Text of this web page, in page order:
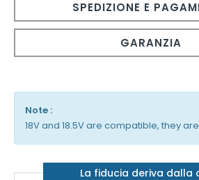
SPEDIZIONE E
GARANZIA
Note :
18V and 18.5V are compatible, they
La fiducia deriva dalla